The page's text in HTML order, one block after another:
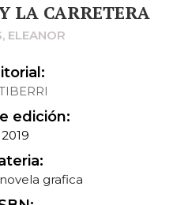
LA CARRETERA
ELEANOR
edición:
2019
grafica